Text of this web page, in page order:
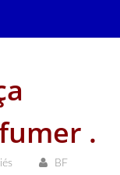
.
BF